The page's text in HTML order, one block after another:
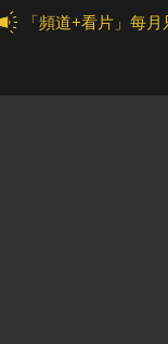
「頻道+看片」每月